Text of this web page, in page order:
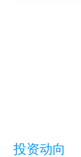
投资动向